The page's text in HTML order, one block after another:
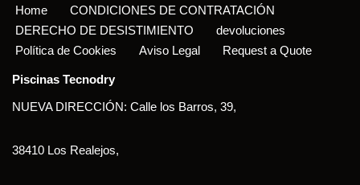
Home
CONDICIONES DE CONTRATACIÓN
DERECHO DE DESISTIMIENTO
devoluciones
Política de Cookies
Aviso Legal Request a Quote
Piscinas Tecnodry
NUEVA DIRECCIÓN: Calle los Barros, 39,
38410 Los Realejos,